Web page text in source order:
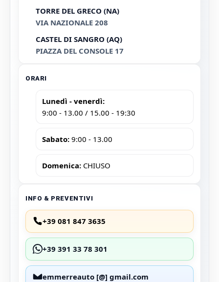
TORRE DEL GRECO (NA)
VIA NAZIONALE 208
CASTEL DI SANGRO (AQ)
PIAZZA DEL CONSOLE 17
ORARI
Lunedì - venerdì:
9:00 - 13.00 / 15.00 - 19:30
Sabato: 9:00 - 13.00
Domenica: CHIUSO
INFO & PREVENTIVI
+39 081 847 3635
+39 391 33 78 301
emmerreauto [@] gmail.com